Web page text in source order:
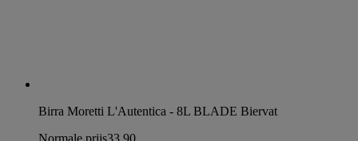
Birra Moretti L'Autentica - 8L BLADE Biervat
Normale prijs33,90